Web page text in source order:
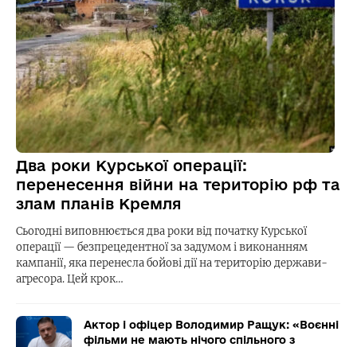
Два роки Курської операції:
перенесення війни на територію рф та
злам планів Кремля
Сьогодні виповнюється два роки від початку Курської
операції — безпрецедентної за задумом і виконанням
кампанії, яка перенесла бойові дії на територію держави-
агресора. Цей крок…
Актор і офіцер Володимир Ращук: «Воєнні
фільми не мають нічого спільного з